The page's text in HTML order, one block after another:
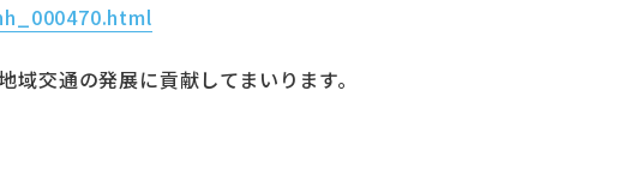
交通の発展に貢献してまいります。